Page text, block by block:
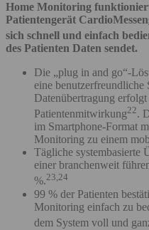
Home Monitoring
Patientengerät
sich schnell und einfach
des Patienten Daten sendet.
Die „plug in and go“-
eine
Datenübertragung
Patientenmitwirkung22.
im Smartphone-Format
Monitoring zu einem
Tägliche systembasierte
einer branchenweit
%.23,24
99 % der Patienten
Monitoring einfach zu
dem System voll und